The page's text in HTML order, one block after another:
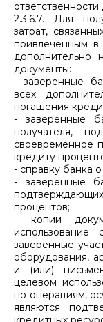
2.3.6.7. Для
затрат,
привлеченным в
дополнительно
документы:
- заверенные
всех
погашения
- заверенные
получателя,
своевременное
кредиту
- справку банка
- заверенные
процентов;
- копии
использование
заверенные
оборудования,
и (или)
целевом
по операциям,
являются